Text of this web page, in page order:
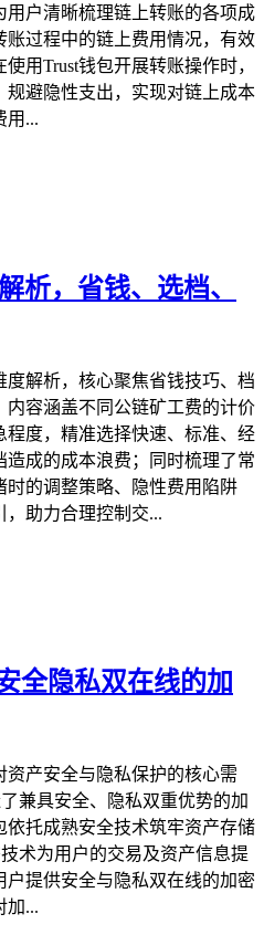
户清晰梳理链上转账的各项成
过程中的链上费用情况，有效
用Trust钱包开展转账操作时，
避隐性支出，实现对链上成本
用...
析，省钱、选档、
度解析，核心聚焦省钱技巧、档
容涵盖不同公链矿工费的计价
度，精准选择快速、标准、经
成的成本浪费；同时梳理了常
时的调整策略、隐性费用陷阱
助力合理控制交...
全隐私双在线的加
产安全与隐私保护的核心需
兼具安全、隐私双重优势的加
依托成熟安全技术筑牢资产存储
术为用户的交易及资产信息提
提供安全与隐私双在线的加密
加...